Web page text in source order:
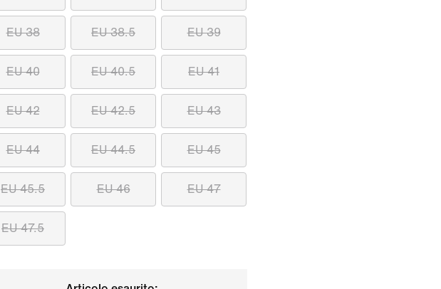
EU 38 EU 38.5 EU 39
EU 40 EU 40.5 EU 41
EU 42 EU 42.5 EU 43
EU 44 EU 44.5 EU 45
EU 45.5 EU 46 EU 47
EU 47.5